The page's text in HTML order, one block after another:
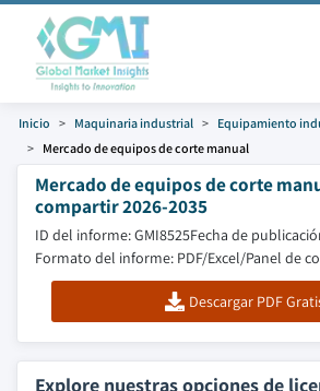
Inicio Maquinaria industrial
Equipamiento
Mercado de equipos de corte manual
Mercado de equipos de corte
compartir 2026-2035
ID del informe: GMI8525Fecha de
Formato del informe: PDF/Excel/Panel de
Descargar PDF
Explore nuestras opciones de